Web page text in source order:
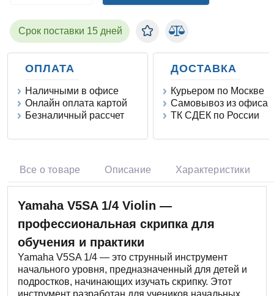
Срок поставки 15 дней
ОПЛАТА
Наличными в офисе
Онлайн оплата картой
Безналичный рассчет
ДОСТАВКА
Курьером по Москве
Самовывоз из офиса
ТК СДЕК по России
Все о товаре Описание Характеристики
Yamaha V5SA 1/4 Violin —
профессиональная скрипка для
обучения и практики
Yamaha V5SA 1/4 — это струнный инструмент
начального уровня, предназначенный для детей и
подростков, начинающих изучать скрипку. Этот